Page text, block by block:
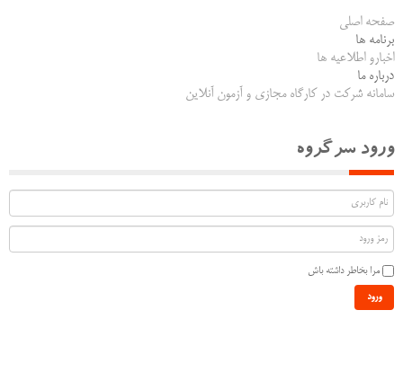
صفحه اصلی
برنامه ها
اخبارو اطلاعیه ها
درباره ما
سامانه شرکت در کارگاه مجازی و آزمون آنلاین
ورود سرگروه
مرا بخاطر داشته باش
ورود